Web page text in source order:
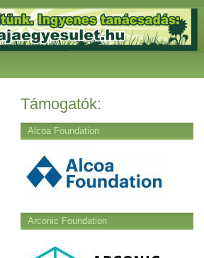
Támogatók:
Alcoa Foundation
Arconic Foundation